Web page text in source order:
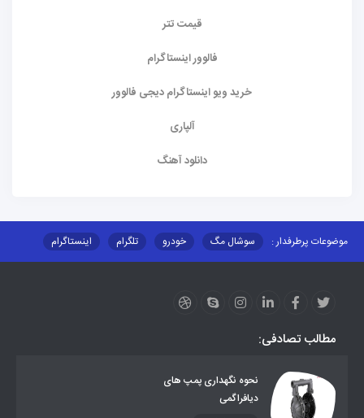
قیمت تتر
فالوور اینستاگرام
خرید ویو اینستاگرام دیجی فالوور
آلپاری
دانلود آهنگ
موضوعات پرطرفدار : سوشال مگ خودرو تلگرام
اینستاگرام
مطالب تصادفی:
نحوه نگهداری پمپ های
دیافراگمی